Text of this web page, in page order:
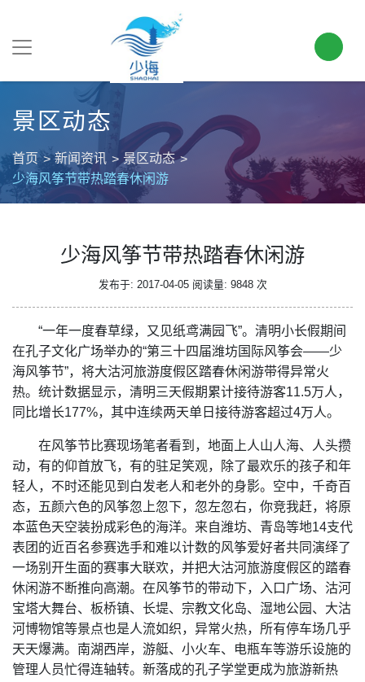
景区动态
首页 新闻资讯
景区动态
少海风筝节带热踏春休闲游
少海风筝节带热踏春休闲游
发布于: 2017-04-05 阅读量: 9848 次
“一年一度春草绿，又见纸鸢满园飞”。清明小长假期间
在孔子文化广场举办的“第三十四届潍坊国际风筝会——少
海风筝节”，将大沽河旅游度假区踏春休闲游带得异常火
热。统计数据显示，清明三天假期累计接待游客11.5万人，
同比增长177%，其中连续两天单日接待游客超过4万人。
在风筝节比赛现场笔者看到，地面上人山人海、人头攒
动，有的仰首放飞，有的驻足笑观，除了最欢乐的孩子和年
轻人，不时还能见到白发老人和老外的身影。空中，千奇百
态，五颜六色的风筝忽上忽下，忽左忽右，你竞我赶，将原
本蓝色天空装扮成彩色的海洋。来自潍坊、青岛等地14支代
表团的近百名参赛选手和难以计数的风筝爱好者共同演绎了
一场别开生面的赛事大联欢，并把大沽河旅游度假区的踏春
休闲游不断推向高潮。在风筝节的带动下，入口广场、沽河
宝塔大舞台、板桥镇、长堤、宗教文化岛、湿地公园、大沽
河博物馆等景点也是人流如织，异常火热，所有停车场几乎
天天爆满。南湖西岸，游艇、小火车、电瓶车等游乐设施的
管理人员忙得连轴转。新落成的孔子学堂更成为旅游新热